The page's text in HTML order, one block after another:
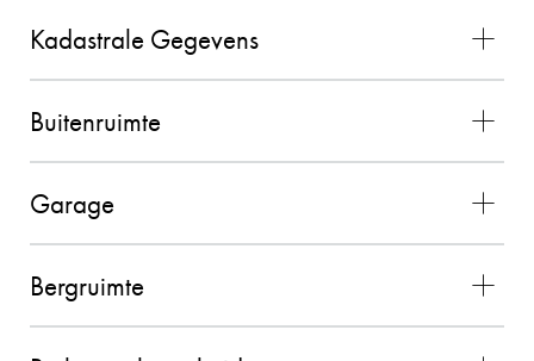
Kadastrale Gegevens
Buitenruimte
Garage
Bergruimte
aanbevelen als makelaar. Hij geeft goede
adviezen, is zeer punctueel en betrouwbaar.
26-08-2025
10 PETER HENDRIKS
De contacten met Charles liepen zeer goed. Hij
voldeed boven verwachting en alles verliep